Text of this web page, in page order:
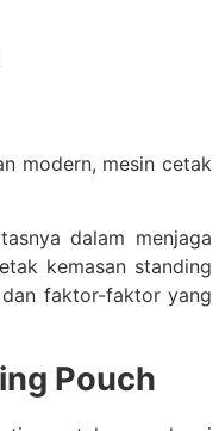
modern, mesin cetak
dalam menjaga
kemasan standing
faktor-faktor yang
Pouch